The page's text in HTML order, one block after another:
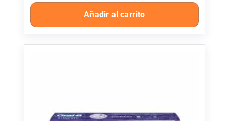
Añadir al carrito